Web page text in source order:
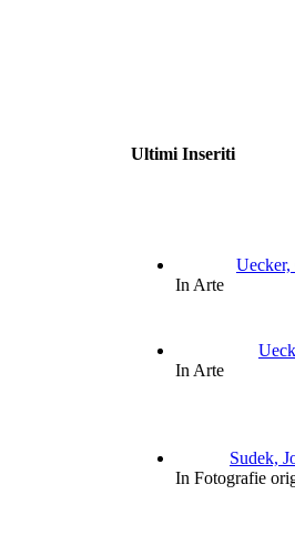
Ultimi Inseriti
Uecker,
In Arte
In Arte
Sudek,
In Fotografie